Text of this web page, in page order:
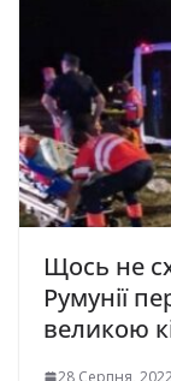
Щось не
Румунії
великою